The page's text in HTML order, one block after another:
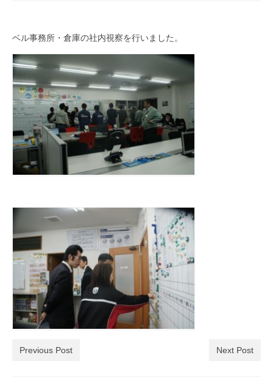
ベル事務所・倉庫の社内視察を行いました。
Previous Post Next Post